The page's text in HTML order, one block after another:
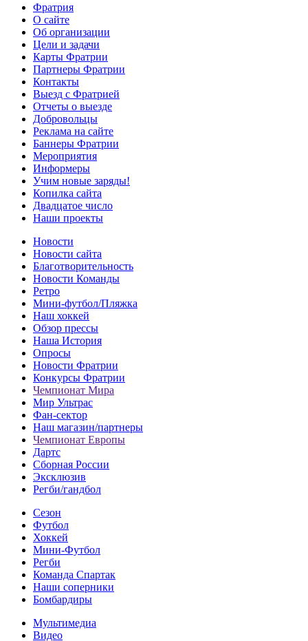
Фратрия
О сайте
Об организации
Цели и задачи
Карты Фратрии
Партнеры Фратрии
Контакты
Выезд с Фратрией
Отчеты о выезде
Добровольцы
Реклама на сайте
Баннеры Фратрии
Мероприятия
Информеры
Учим новые заряды!
Копилка сайта
Двадцатое число
Наши проекты
Новости
Новости сайта
Благотворительность
Новости Команды
Ретро
Мини-футбол/Пляжка
Наш хоккей
Обзор прессы
Наша История
Опросы
Новости Фратрии
Конкурсы Фратрии
Чемпионат Мира
Мир Ультрас
Фан-cектор
Наш магазин/партнеры
Чемпионат Европы
Дартс
Сборная России
Эксклюзив
Регби/гандбол
Сезон
Футбол
Хоккей
Мини-Футбол
Регби
Команда Спартак
Наши соперники
Бомбардиры
Мультимедиа
Видео